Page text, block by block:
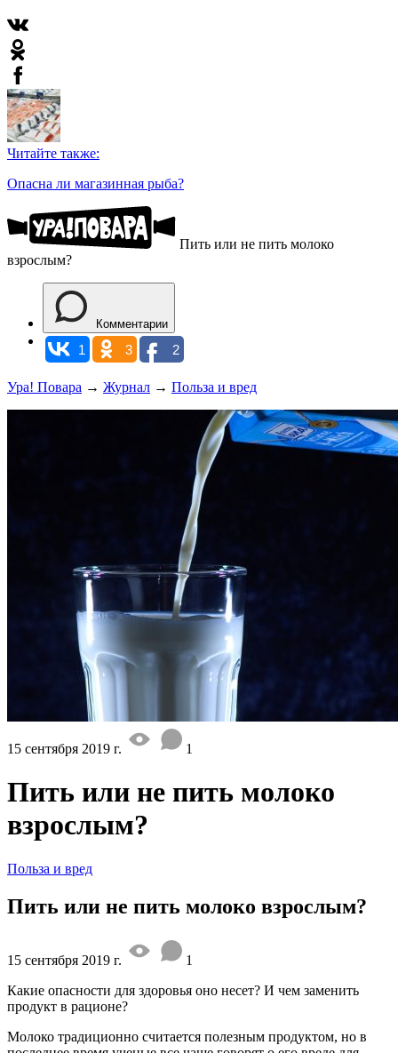
Читайте также:
Опасна ли магазинная рыба?
Пить или не пить молоко
взрослым?
Комментарии
1
3 2
Ура! Повара → Журнал → Польза и вред
15 сентября 2019 г. 1
Пить или не пить молоко
взрослым?
Польза и вред
Пить или не пить молоко взрослым?
15 сентября 2019 г.
1
Какие опасности для здоровья оно несет? И чем заменить
продукт в рационе?
Молоко традиционно считается полезным продуктом, но в